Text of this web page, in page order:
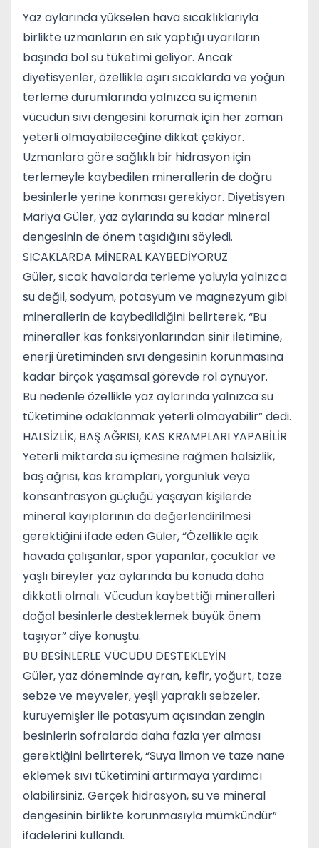
Yaz aylarında yükselen hava sıcaklıklarıyla
birlikte uzmanların en sık yaptığı uyarıların
başında bol su tüketimi geliyor. Ancak
diyetisyenler, özellikle aşırı sıcaklarda ve yoğun
terleme durumlarında yalnızca su içmenin
vücudun sıvı dengesini korumak için her zaman
yeterli olmayabileceğine dikkat çekiyor.
Uzmanlara göre sağlıklı bir hidrasyon için
terlemeyle kaybedilen minerallerin de doğru
besinlerle yerine konması gerekiyor. Diyetisyen
Mariya Güler, yaz aylarında su kadar mineral
dengesinin de önem taşıdığını söyledi.
SICAKLARDA MİNERAL KAYBEDİYORUZ
Güler, sıcak havalarda terleme yoluyla yalnızca
su değil, sodyum, potasyum ve magnezyum gibi
minerallerin de kaybedildiğini belirterek, “Bu
mineraller kas fonksiyonlarından sinir iletimine,
enerji üretiminden sıvı dengesinin korunmasına
kadar birçok yaşamsal görevde rol oynuyor.
Bu nedenle özellikle yaz aylarında yalnızca su
tüketimine odaklanmak yeterli olmayabilir” dedi.
HALSİZLİK, BAŞ AĞRISI, KAS KRAMPLARI YAPABİLİR
Yeterli miktarda su içmesine rağmen halsizlik,
baş ağrısı, kas krampları, yorgunluk veya
konsantrasyon güçlüğü yaşayan kişilerde
mineral kayıplarının da değerlendirilmesi
gerektiğini ifade eden Güler, “Özellikle açık
havada çalışanlar, spor yapanlar, çocuklar ve
yaşlı bireyler yaz aylarında bu konuda daha
dikkatli olmalı. Vücudun kaybettiği mineralleri
doğal besinlerle desteklemek büyük önem
taşıyor” diye konuştu.
BU BESİNLERLE VÜCUDU DESTEKLEYİN
Güler, yaz döneminde ayran, kefir, yoğurt, taze
sebze ve meyveler, yeşil yapraklı sebzeler,
kuruyemişler ile potasyum açısından zengin
besinlerin sofralarda daha fazla yer alması
gerektiğini belirterek, “Suya limon ve taze nane
eklemek sıvı tüketimini artırmaya yardımcı
olabilirsiniz. Gerçek hidrasyon, su ve mineral
dengesinin birlikte korunmasıyla mümkündür”
ifadelerini kullandı.